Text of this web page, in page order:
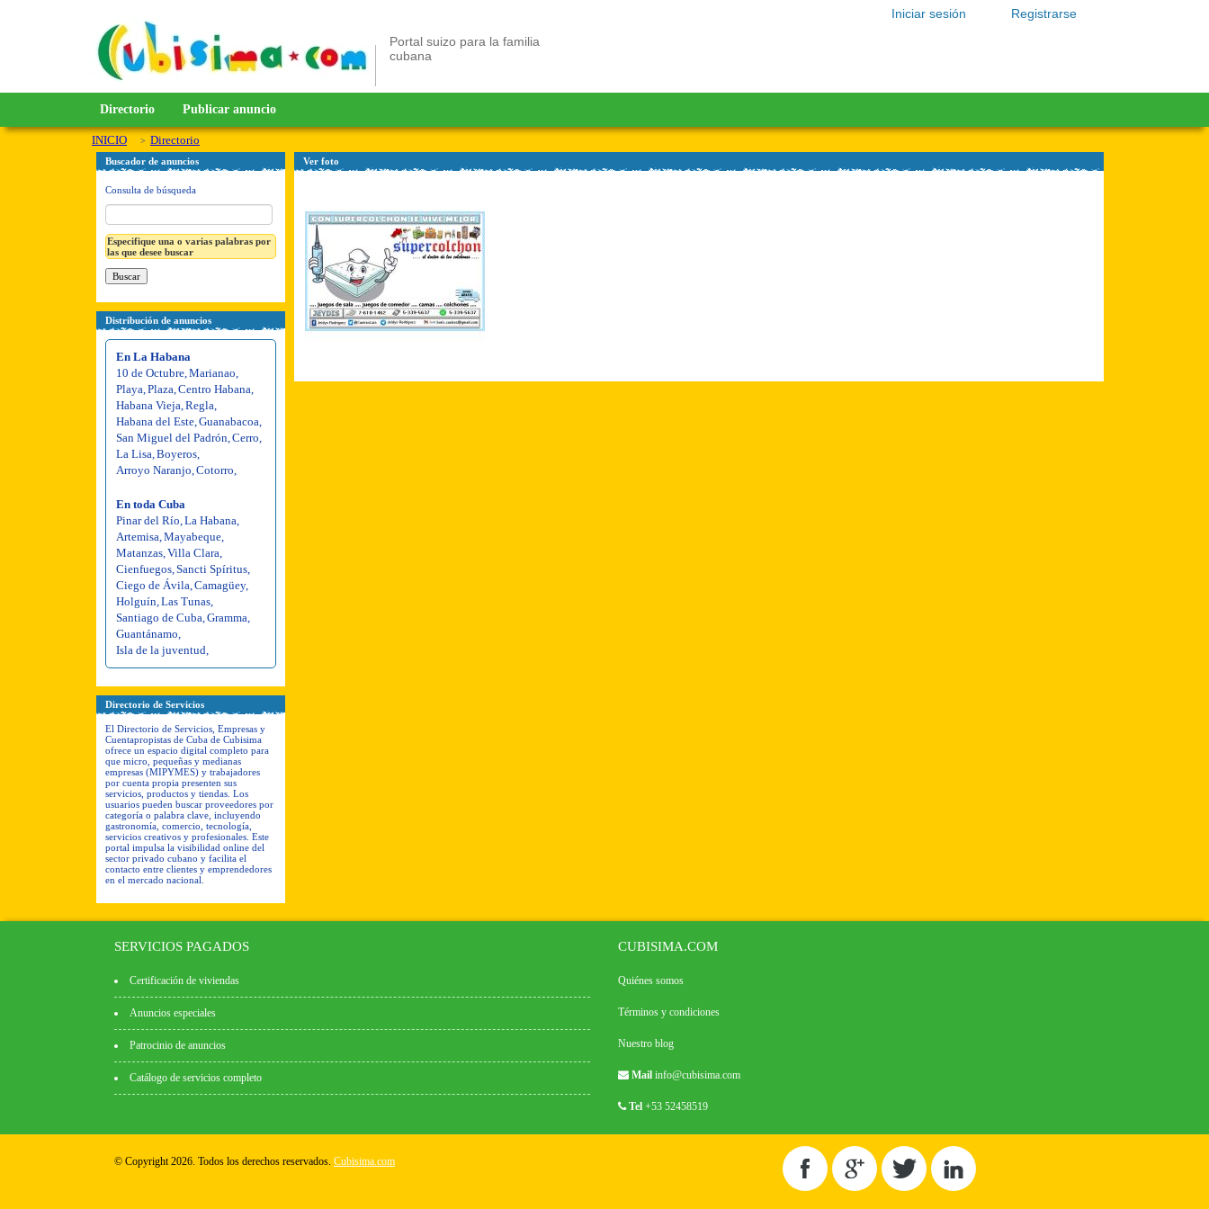
Registrarse
Iniciar sesión
Portal suizo para la familia
cubana
Directorio Publicar anuncio
INICIO Directorio
Buscador de anuncios
Consulta de búsqueda
Especifique una o varias palabras por
las que desee buscar
Distribución de anuncios
En La Habana
10 de Octubre Marianao
Playa Plaza Centro Habana
Habana Vieja Regla
Habana del Este Guanabacoa
San Miguel del Padrón Cerro
La Lisa Boyeros
Arroyo Naranjo Cotorro
En toda Cuba
Pinar del Río La Habana
Artemisa Mayabeque
Matanzas Villa Clara
Cienfuegos Sancti Spíritus
Ciego de Ávila Camagüey,
Holguín Las Tunas
Santiago de Cuba Gramma
Guantánamo
Isla de la juventud
Directorio de Servicios
El Directorio de Servicios, Empresas y
Cuentapropistas de Cuba de Cubisima
ofrece un espacio digital completo para
que micro, pequeñas y medianas
empresas (MIPYMES) y trabajadores
por cuenta propia presenten sus
servicios, productos y tiendas. Los
usuarios pueden buscar proveedores por
categoría o palabra clave, incluyendo
gastronomía, comercio, tecnología,
servicios creativos y profesionales. Este
portal impulsa la visibilidad online del
sector privado cubano y facilita el
contacto entre clientes y emprendedores
en el mercado nacional.
Ver foto
SERVICIOS PAGADOS
Certificación de viviendas
Anuncios especiales
Patrocinio de anuncios
Catálogo de servicios completo
CUBISIMA.COM
Quiénes somos
Términos y condiciones
Nuestro blog
Mail info@cubisima.com
Tel +53 52458519
© Copyright 2026. Todos los derechos reservados. Cubisima.com